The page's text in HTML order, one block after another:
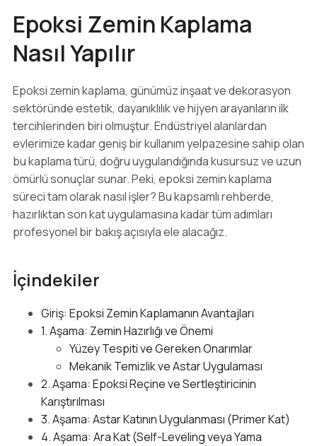
Epoksi Zemin Kaplama
Nasıl Yapılır
Epoksi zemin kaplama, günümüz inşaat ve dekorasyon
sektöründe estetik, dayanıklılık ve hijyen arayanların ilk
tercihlerinden biri olmuştur. Endüstriyel alanlardan
evlerimize kadar geniş bir kullanım yelpazesine sahip olan
bu kaplama türü, doğru uygulandığında kusursuz ve uzun
ömürlü sonuçlar sunar. Peki, epoksi zemin kaplama
süreci tam olarak nasıl işler? Bu kapsamlı rehberde,
hazırlıktan son kat uygulamasına kadar tüm adımları
profesyonel bir bakış açısıyla ele alacağız.
İçindekiler
Giriş: Epoksi Zemin Kaplamanın Avantajları
1. Aşama: Zemin Hazırlığı ve Önemi
Yüzey Tespiti ve Gereken Onarımlar
Mekanik Temizlik ve Astar Uygulaması
2. Aşama: Epoksi Reçine ve Sertleştiricinin
Karıştırılması
3. Aşama: Astar Katının Uygulanması (Primer Kat)
4. Aşama: Ara Kat (Self-Leveling veya Yama